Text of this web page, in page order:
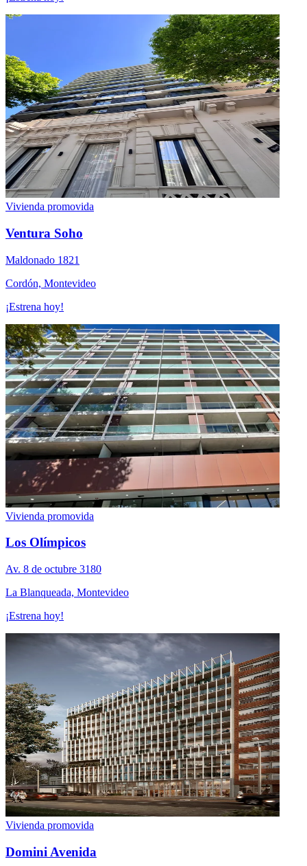
Vivienda promovida
Ventura Soho
Maldonado 1821
Cordón, Montevideo
¡Estrena hoy!
Vivienda promovida
Los Olímpicos
Av. 8 de octubre 3180
La Blanqueada, Montevideo
¡Estrena hoy!
Vivienda promovida
Domini Avenida